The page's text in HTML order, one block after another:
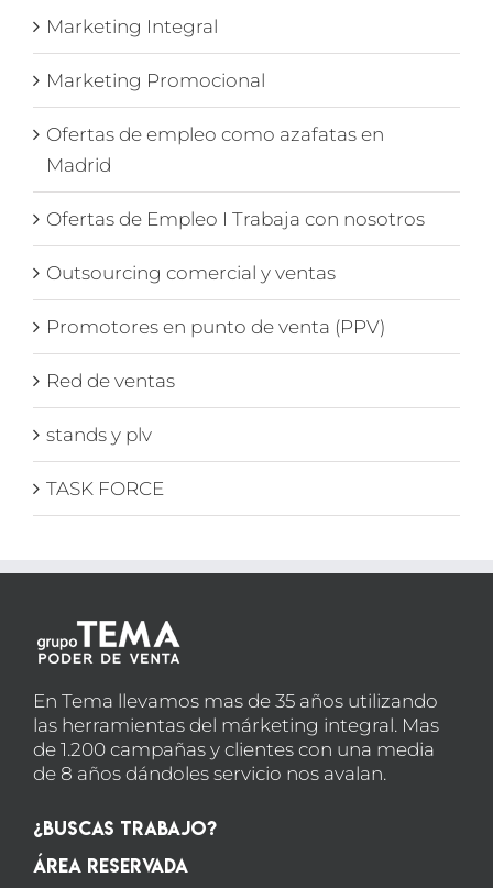
Marketing Integral
Marketing Promocional
Ofertas de empleo como azafatas en
Madrid
Ofertas de Empleo I Trabaja con nosotros
Outsourcing comercial y ventas
Promotores en punto de venta (PPV)
Red de ventas
stands y plv
TASK FORCE
En Tema llevamos mas de 35 años utilizando
las herramientas del márketing integral. Mas
de 1.200 campañas y clientes con una media
de 8 años dándoles servicio nos avalan.
¿Buscas Trabajo?
Área Reservada